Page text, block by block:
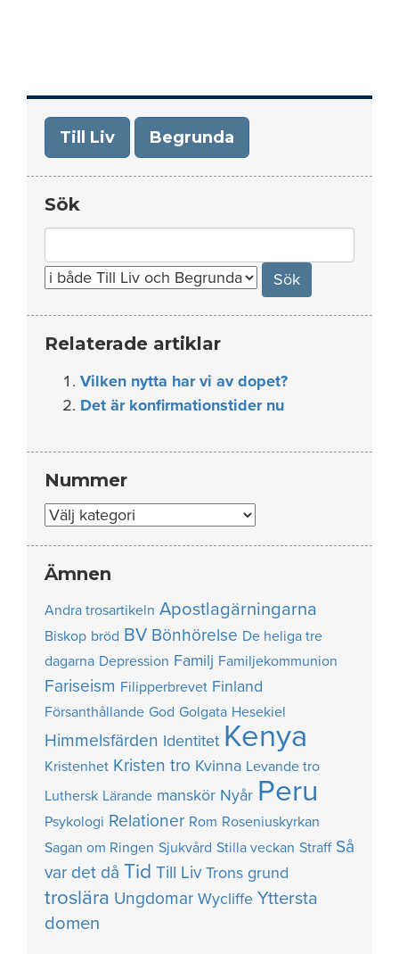
Till Liv Begrunda
Sök
for:
Relaterade artiklar
Vilken nytta har vi av dopet?
Det är konfirmationstider nu
Nummer
Nummer
Ämnen
Andra trosartikeln Apostlagärningarna
Biskop bröd BV Bönhörelse De heliga tre
dagarna Depression Familj Familjekommunion
Fariseism Filipperbrevet Finland
Försanthållande God Golgata Hesekiel
Himmelsfärden Identitet Kenya
Kristenhet Kristen tro Kvinna Levande tro
Luthersk Lärande manskör Nyår Peru
Psykologi Relationer Rom Roseniuskyrkan
Sagan om Ringen Sjukvård Stilla veckan Straff Så
var det då Tid Till Liv Trons grund
troslära Ungdomar Wycliffe Yttersta
domen